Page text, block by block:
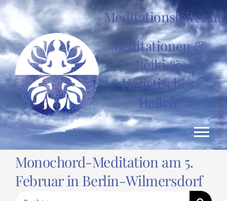
Zum
Inhalt
springen
Meditationsleiter.de
Meditationen &
Reiki &
Holistisches
Heilen
Monochord-Meditation am 5.
Februar in Berlin-Wilmersdorf